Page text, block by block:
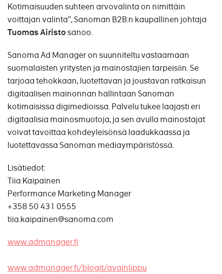
Kotimaisuuden suhteen arvovalinta on nimittäin
voittajan valinta”, Sanoman B2B:n kaupallinen johtaja
Tuomas Airistosanoo.
Sanoma Ad Manager on suunniteltu vastaamaan
suomalaisten yritysten ja mainostajien tarpeisiin. Se
tarjoaa tehokkaan, luotettavan ja joustavan ratkaisun
digitaalisen mainonnan hallintaan Sanoman
kotimaisissa digimedioissa. Palvelu tukee laajasti eri
digitaalisia mainosmuotoja, ja sen avulla mainostajat
voivat tavoittaa kohdeyleisönsä laadukkaassa ja
luotettavassa Sanoman mediaympäristössä.
Lisätiedot:
Tiia Kaipainen
Performance Marketing Manager
+358 50 431 0555
tiia.kaipainen@sanoma.com
www.admanager.fi
www.admanager.fi/blogit/avainlippu